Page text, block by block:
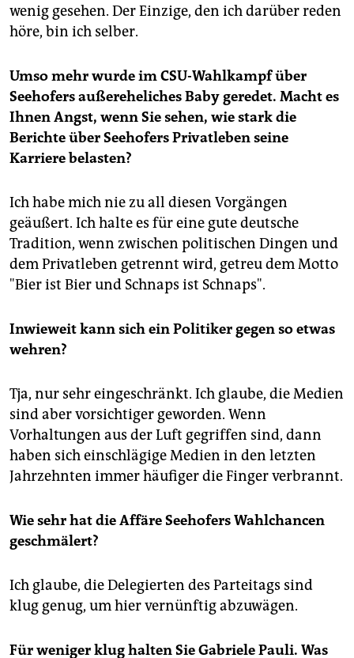
wenig gesehen. Der Einzige, den ich darüber reden
höre, bin ich selber.
Umso mehr wurde im CSU-Wahlkampf über
Seehofers außereheliches Baby geredet. Macht es
Ihnen Angst, wenn Sie sehen, wie stark die
Berichte über Seehofers Privatleben seine
Karriere belasten?
Ich habe mich nie zu all diesen Vorgängen
geäußert. Ich halte es für eine gute deutsche
Tradition, wenn zwischen politischen Dingen und
dem Privatleben getrennt wird, getreu dem Motto
"Bier ist Bier und Schnaps ist Schnaps".
Inwieweit kann sich ein Politiker gegen so etwas
wehren?
Tja, nur sehr eingeschränkt. Ich glaube, die Medien
sind aber vorsichtiger geworden. Wenn
Vorhaltungen aus der Luft gegriffen sind, dann
haben sich einschlägige Medien in den letzten
Jahrzehnten immer häufiger die Finger verbrannt.
Wie sehr hat die Affäre Seehofers Wahlchancen
geschmälert?
Ich glaube, die Delegierten des Parteitags sind
klug genug, um hier vernünftig abzuwägen.
Für weniger klug halten Sie Gabriele Pauli. Was